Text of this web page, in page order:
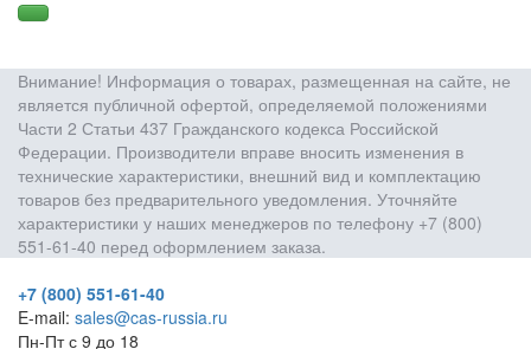
Внимание! Информация о товарах, размещенная на сайте, не
является публичной офертой, определяемой положениями
Части 2 Статьи 437 Гражданского кодекса Российской
Федерации. Производители вправе вносить изменения в
технические характеристики, внешний вид и комплектацию
товаров без предварительного уведомления. Уточняйте
характеристики у наших менеджеров по телефону +7 (800)
551-61-40 перед оформлением заказа.
+7 (800) 551-61-40
E-mail: sales@cas-russia.ru
Пн-Пт с 9 до 18